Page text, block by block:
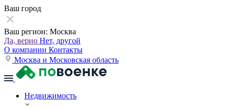
Ваш город
Ваш регион: Москва
Да, верно Нет, другой
О компании Контакты
Москва и Московская область
Недвижимость